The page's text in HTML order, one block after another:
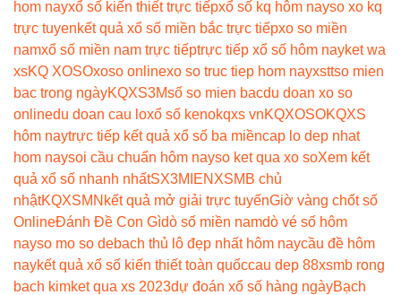
hom nayxổ số kiến thiết trực tiếpxổ số kq hôm nayso xo kq
trực tuyenkết quả xổ số miền bắc trực tiếpxo so miền
namxổ số miền nam trực tiếptrực tiếp xổ số hôm nayket wa
xsKQ XOSOxoso onlinexo so truc tiep hom nayxsttso mien
bac trong ngàyKQXS3Msố so mien bacdu doan xo so
onlinedu doan cau loxổ số kenokqxs vnKQXOSOKQXS
hôm naytrực tiếp kết quả xổ số ba miềncap lo dep nhat
hom naysoi cầu chuẩn hôm nayso ket qua xo soXem kết
quả xổ số nhanh nhấtSX3MIEN XSMB chủ
nhậtKQXSMN kết quả mở giải trực tuyếnGiờ vàng chốt số
OnlineĐánh Đề Con Gìdò số miền namdò vé số hôm
nayso mo so debach thủ lô đẹp nhất hôm naycầu đề hôm
naykết quả xổ số kiến thiết toàn quốccau dep 88xsmb rong
bach kimket qua xs 2023dự đoán xổ số hàng ngàyBạch